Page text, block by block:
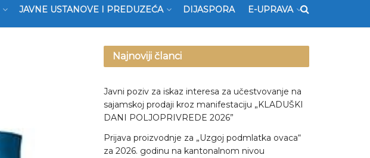
JAVNE USTANOVE I PREDUZEĆA DIJASPORA E-UPRAVA
Najnoviji članci
Javni poziv za iskaz interesa za učestvovanje na
sajamskoj prodaji kroz manifestaciju „KLADUŠKI
DANI POLJOPRIVREDE 2026”
Prijava proizvodnje za „Uzgoj podmlatka ovaca“
za 2026. godinu na kantonalnom nivou